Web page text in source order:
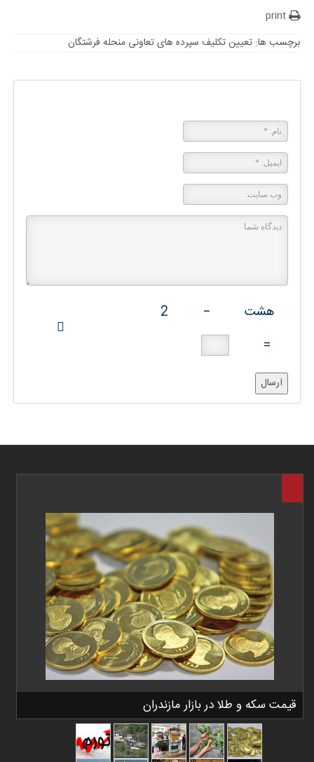
print
برچسب ها: تعیین تکلیف سپرده های تعاونی منحله فرشتگان
هشت −
2
=
ارسال
قیمت سکه و طلا در بازار مازندران